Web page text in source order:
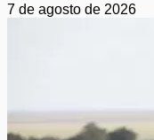
7 de agosto de 2026